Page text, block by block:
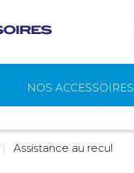
NOS ACCESSOIRES
Assistance au recul